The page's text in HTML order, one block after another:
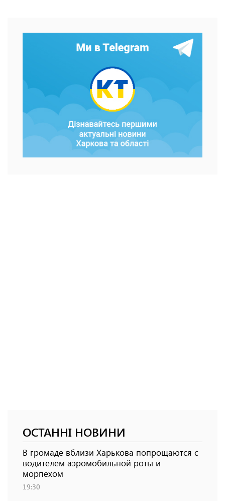
ОСТАННІ НОВИНИ
В громаде вблизи Харькова попрощаются с
водителем аэромобильной роты и
морпехом
19:30